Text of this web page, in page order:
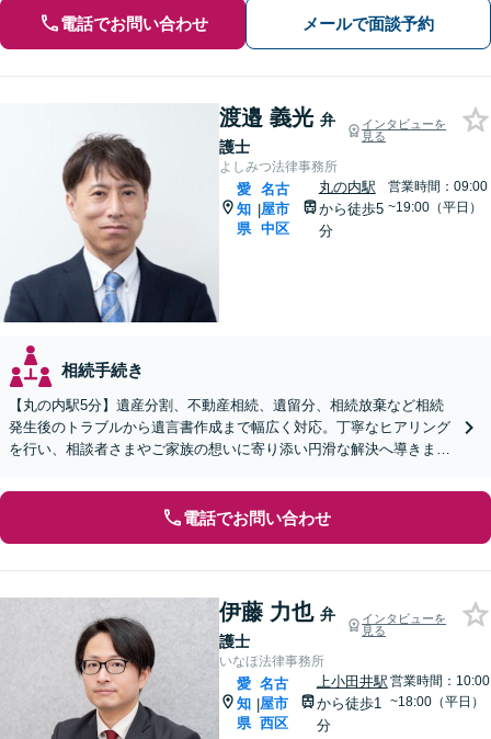
電話でお問い合わせ メールで面談予約
渡邉 義光 弁
護士
インタビューを
見る
よしみつ法律事務所
愛
知
県
|
名古
屋市
中区
丸の内駅
から徒歩5
分
営業時間：09:00
~19:00（平日）
相続手続き
【丸の内駅5分】遺産分割、不動産相続、遺留分、相続放棄など相続
発生後のトラブルから遺言書作成まで幅広く対応。丁寧なヒアリング
を行い、相談者さまやご家族の想いに寄り添い円滑な解決へ導きます
電話でお問い合わせ
伊藤 力也 弁
護士
インタビューを
見る
いなほ法律事務所
愛
知
県
|
名古
屋市
西区
上小田井駅
から徒歩1
分
営業時間：10:00
~18:00（平日）